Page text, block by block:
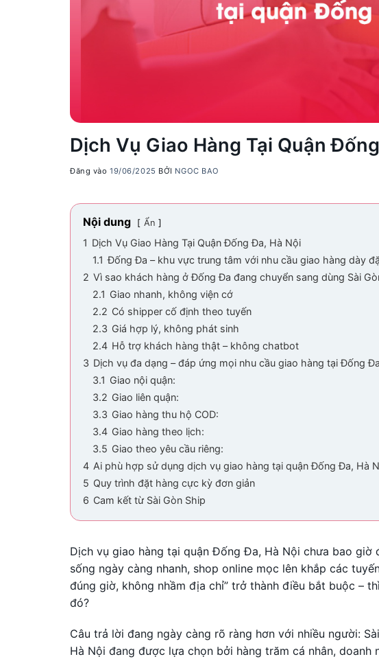
Dịch Vụ Giao Hàng Tại Quận
Đăng vào19/06/2025 BỞI NGOC BAO
Nội dung Ẩn
1 Dịch Vụ Giao Hàng Tại Quận Đống Đa, Hà Nội
1.1 Đống Đa – khu vực trung tâm với nhu cầu giao hàng dày
2 Vì sao khách hàng ở Đống Đa đang chuyển sang dùng Sài
2.1 Giao nhanh, không viện cớ
2.2 Có shipper cố định theo tuyến
2.3 Giá hợp lý, không phát sinh
2.4 Hỗ trợ khách hàng thật – không chatbot
3 Dịch vụ đa dạng – đáp ứng mọi nhu cầu giao hàng tại Đống Đa
3.1 Giao nội quận:
3.2 Giao liên quận:
3.3 Giao hàng thu hộ COD:
3.4 Giao hàng theo lịch:
3.5 Giao theo yêu cầu riêng:
4 Ai phù hợp sử dụng dịch vụ giao hàng tại quận Đống Đa, Hà
5 Quy trình đặt hàng cực kỳ đơn giản
6 Cam kết từ Sài Gòn Ship
Dịch vụ giao hàng tại quận Đống Đa, Hà Nội chưa bao giờ
sống ngày càng nhanh, shop online mọc lên khắp các
đúng giờ, không nhầm địa chỉ” trở thành điều bắt buộc –
đó?
Câu trả lời đang ngày càng rõ ràng hơn với nhiều người:
Hà Nội đang được lựa chọn bởi hàng trăm cá nhân,